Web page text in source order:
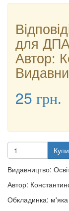
для
Автор:
25 грн.
Видавництво:
Автор:
Обкладинка: м'яка